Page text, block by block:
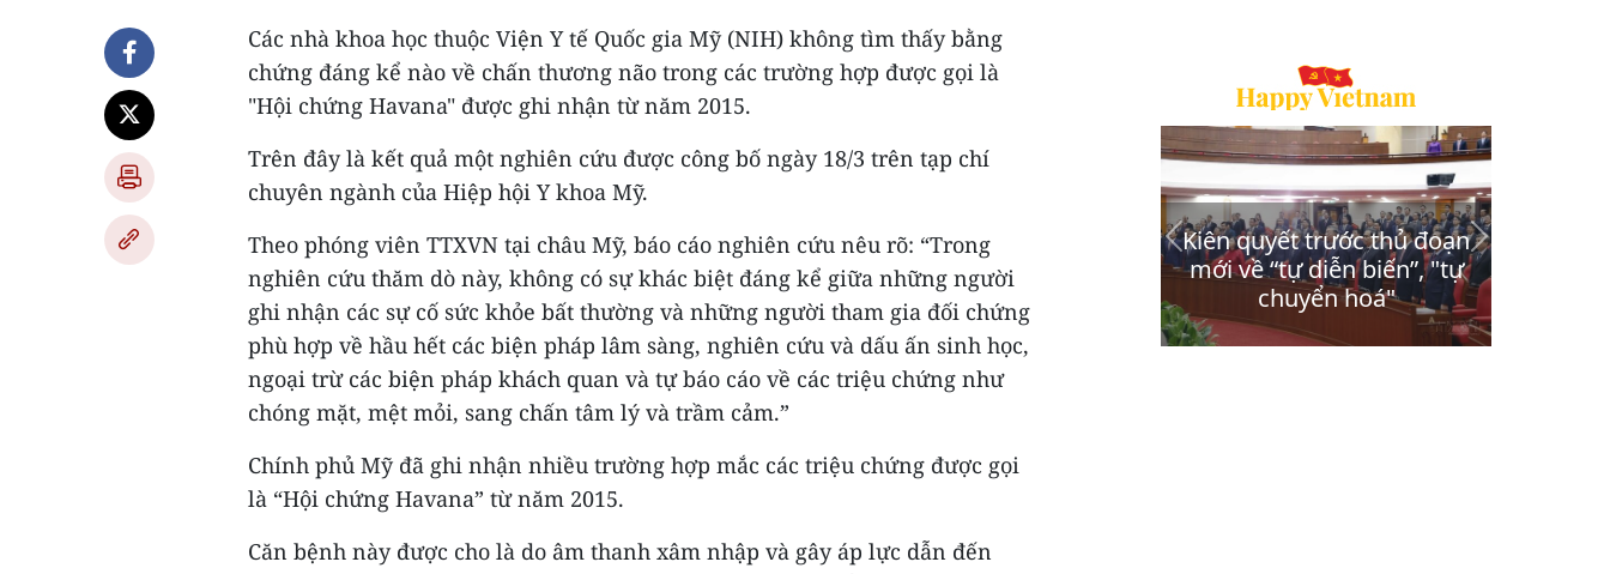
Các nhà khoa học thuộc Viện Y tế Quốc gia Mỹ (NIH) không tìm thấy bằng
chứng đáng kể nào về chấn thương não trong các trường hợp được gọi là
"Hội chứng Havana" được ghi nhận từ năm 2015.
Trên đây là kết quả một nghiên cứu được công bố ngày 18/3 trên tạp chí
chuyên ngành của Hiệp hội Y khoa Mỹ.
Theo phóng viên TTXVN tại châu Mỹ, báo cáo nghiên cứu nêu rõ: “Trong
nghiên cứu thăm dò này, không có sự khác biệt đáng kể giữa những người
ghi nhận các sự cố sức khỏe bất thường và những người tham gia đối chứng
phù hợp về hầu hết các biện pháp lâm sàng, nghiên cứu và dấu ấn sinh học,
ngoại trừ các biện pháp khách quan và tự báo cáo về các triệu chứng như
chóng mặt, mệt mỏi, sang chấn tâm lý và trầm cảm.”
Chính phủ Mỹ đã ghi nhận nhiều trường hợp mắc các triệu chứng được gọi
là “Hội chứng Havana” từ năm 2015.
Căn bệnh này được cho là do âm thanh xâm nhập và gây áp lực dẫn đến